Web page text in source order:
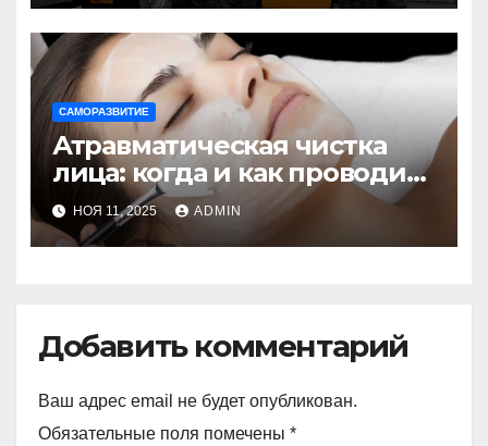
САМОРАЗВИТИЕ
Атравматическая чистка
лица: когда и как проводить
процедуру
НОЯ 11, 2025 ADMIN
Добавить комментарий
Ваш адрес email не будет опубликован.
Обязательные поля помечены *